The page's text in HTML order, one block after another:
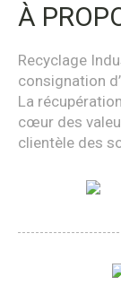
À
Recyclage
consignation
La
cœur des
clientèle des